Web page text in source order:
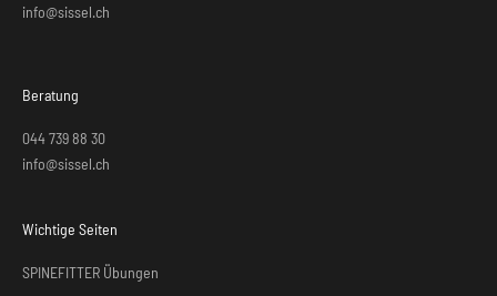
info@sissel.ch
Beratung
044 739 88 30
info@sissel.ch
Wichtige Seiten
SPINEFITTER Übungen